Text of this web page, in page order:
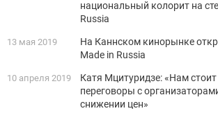
национальный колорит на
Russia
13 мая 2019
На Каннском кинорынке
Made in Russia
10 апреля 2019
Катя Мцитуридзе: «Нам стоит
переговоры с
снижении цен»